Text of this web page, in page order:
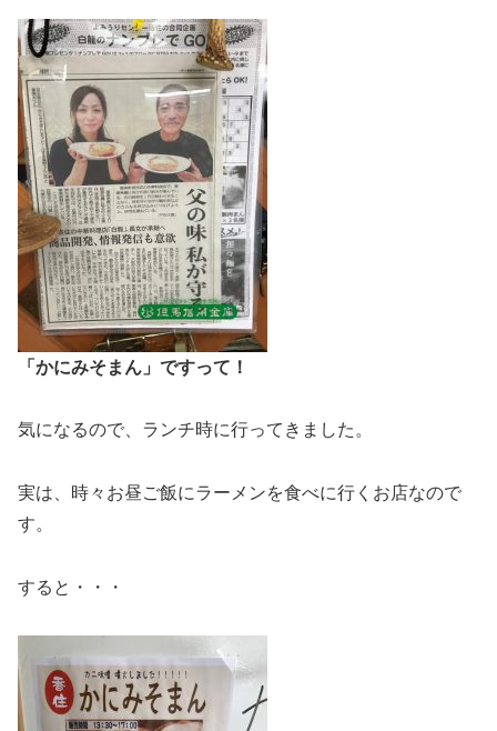
「かにみそまん」ですって！
気になるので、ランチ時に行ってきました。
実は、時々お昼ご飯にラーメンを食べに行くお店なので
す。
すると・・・